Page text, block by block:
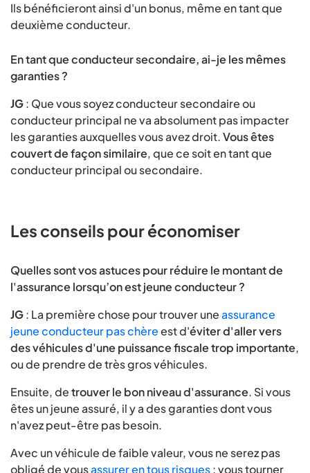
Ils bénéficieront ainsi d'un bonus, même en tant que
deuxième conducteur.
En tant que conducteur secondaire, ai-je les mêmes
garanties ?
JG: Que vous soyez conducteur secondaire ou
conducteur principal ne va absolument pas impacter
les garanties auxquelles vous avez droit.Vous êtes
couvert de façon similaire, que ce soit en tant que
conducteur principal ou secondaire.
Les conseils pour économiser
Quelles sont vos astuces pour réduire le montant de
l'assurance lorsqu’on est jeune conducteur ?
JG: La première chose pour trouver uneassurance
jeune conducteur pas chèreest d'éviter d'aller vers
des véhicules d'une puissance fiscale trop importante,
ou de prendre de très gros véhicules.
Ensuite, detrouver le bon niveau d'assurance. Si vous
êtes un jeune assuré, il y a des garanties dont vous
n'avez peut-être pas besoin.
Avec un véhicule de faible valeur, vous ne serez pas
obligé de vousassurer en tous risques: vous tourner